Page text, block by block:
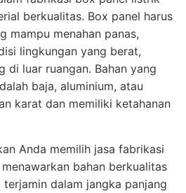
berkualitas. Box panel harus
mampu menahan panas,
lingkungan yang berat,
di luar ruangan. Bahan yang
baja, aluminium, atau
karat dan memiliki ketahanan
Anda memilih jasa fabrikasi
bahan berkualitas
dalam jangka panjang